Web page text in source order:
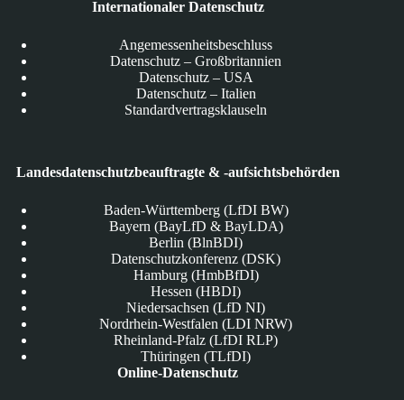
Internationaler Datenschutz
Angemessenheitsbeschluss
Datenschutz – Großbritannien
Datenschutz – USA
Datenschutz – Italien
Standardvertragsklauseln
Landesdatenschutzbeauftragte & -aufsichtsbehörden
Baden-Württemberg (LfDI BW)
Bayern (BayLfD & BayLDA)
Berlin (BlnBDI)
Datenschutzkonferenz (DSK)
Hamburg (HmbBfDI)
Hessen (HBDI)
Niedersachsen (LfD NI)
Nordrhein-Westfalen (LDI NRW)
Rheinland-Pfalz (LfDI RLP)
Thüringen (TLfDI)
Online-Datenschutz